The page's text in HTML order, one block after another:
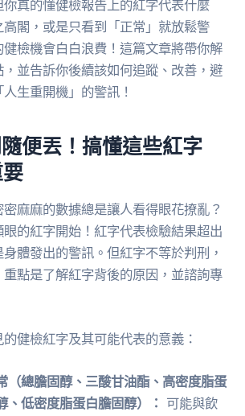
真的懂健檢報告上的紅字代表什麼
閣，或是只看到「正常」就放鬆警
檢機會白白浪費！這篇文章將帶你解
並告訴你後續該如何追蹤、改善，避
生重開機」的警訊！
便丟！搞懂這些紅字
麻麻的數據總是讓人看得眼花撩亂？
的紅字開始！紅字代表檢驗結果超出
體發出的警訊。但紅字不等於判刑，
點是了解紅字背後的原因，並諮詢專
健檢紅字及其可能代表的意義：
（總膽固醇、三酸甘油酯、高密度脂蛋
、低密度脂蛋白膽固醇）： 可能與飲